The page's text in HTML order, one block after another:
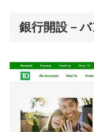
銀行開設－